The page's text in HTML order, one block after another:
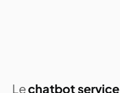
Lechatbot service